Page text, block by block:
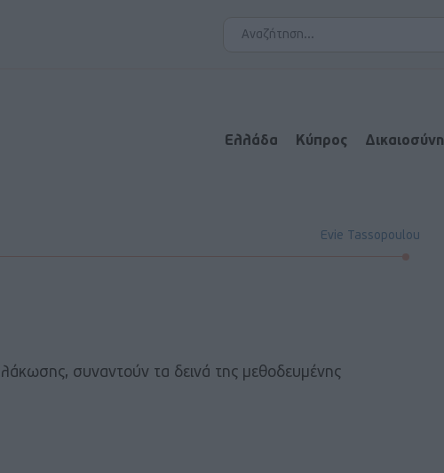
Ελλάδα Κύπρος Δικαιοσύνη
Evie Tassopoulou
συναντούν τα δεινά της μεθοδευμένης